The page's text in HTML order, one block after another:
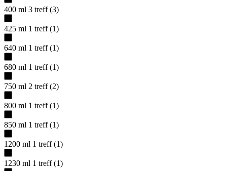
400 ml 3 treff (3)
425 ml 1 treff (1)
640 ml 1 treff (1)
680 ml 1 treff (1)
750 ml 2 treff (2)
800 ml 1 treff (1)
850 ml 1 treff (1)
1200 ml 1 treff (1)
1230 ml 1 treff (1)